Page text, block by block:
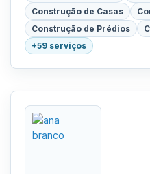
Construção de Casas
Construção de Prédios
+59 serviços